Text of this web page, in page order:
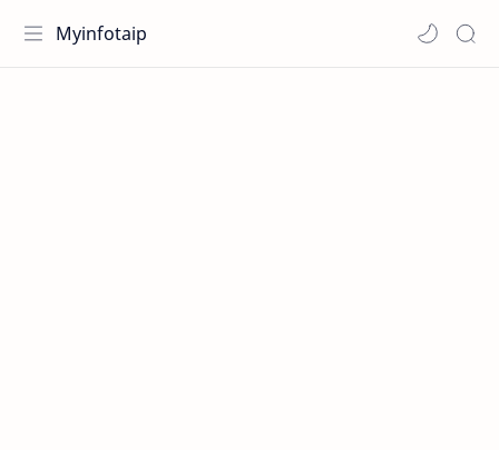
Myinfotaip